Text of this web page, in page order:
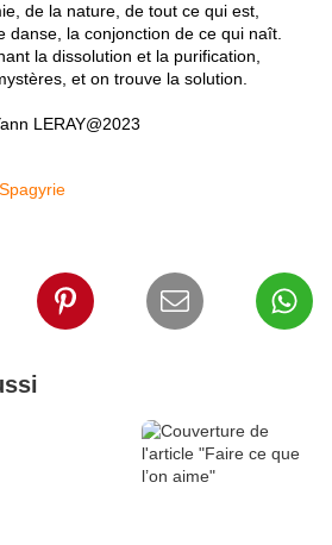
de la nature, de tout ce qui est,
danse, la conjonction de ce qui naît.
la dissolution et la purification,
et on trouve la solution.
LERAY@2023